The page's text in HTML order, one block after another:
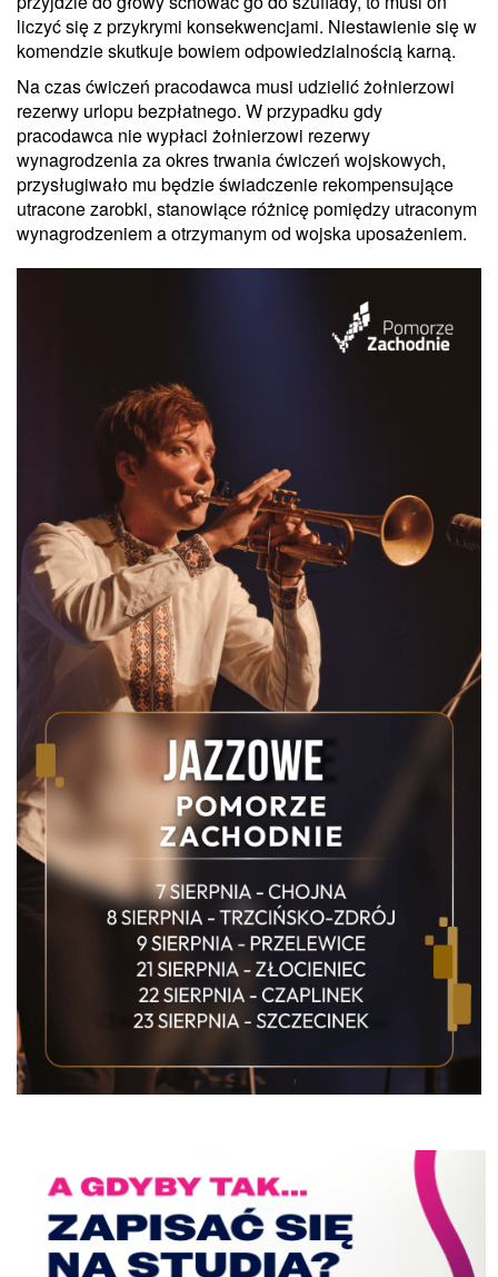
liczyć się z przykrymi konsekwencjami. Niestawienie się w
komendzie skutkuje bowiem odpowiedzialnością karną.
Na czas ćwiczeń pracodawca musi udzielić żołnierzowi
rezerwy urlopu bezpłatnego. W przypadku gdy
pracodawca nie wypłaci żołnierzowi rezerwy
wynagrodzenia za okres trwania ćwiczeń wojskowych,
przysługiwało mu będzie świadczenie rekompensujące
utracone zarobki, stanowiące różnicę pomiędzy utraconym
wynagrodzeniem a otrzymanym od wojska uposażeniem.